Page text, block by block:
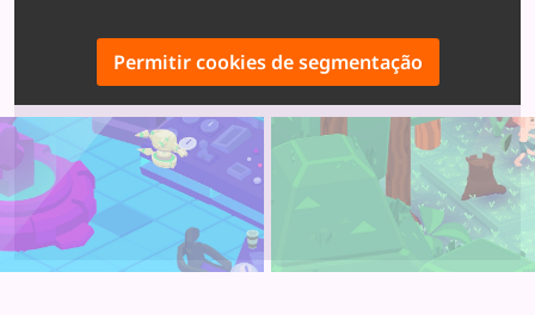
Permitir cookies de segmentação